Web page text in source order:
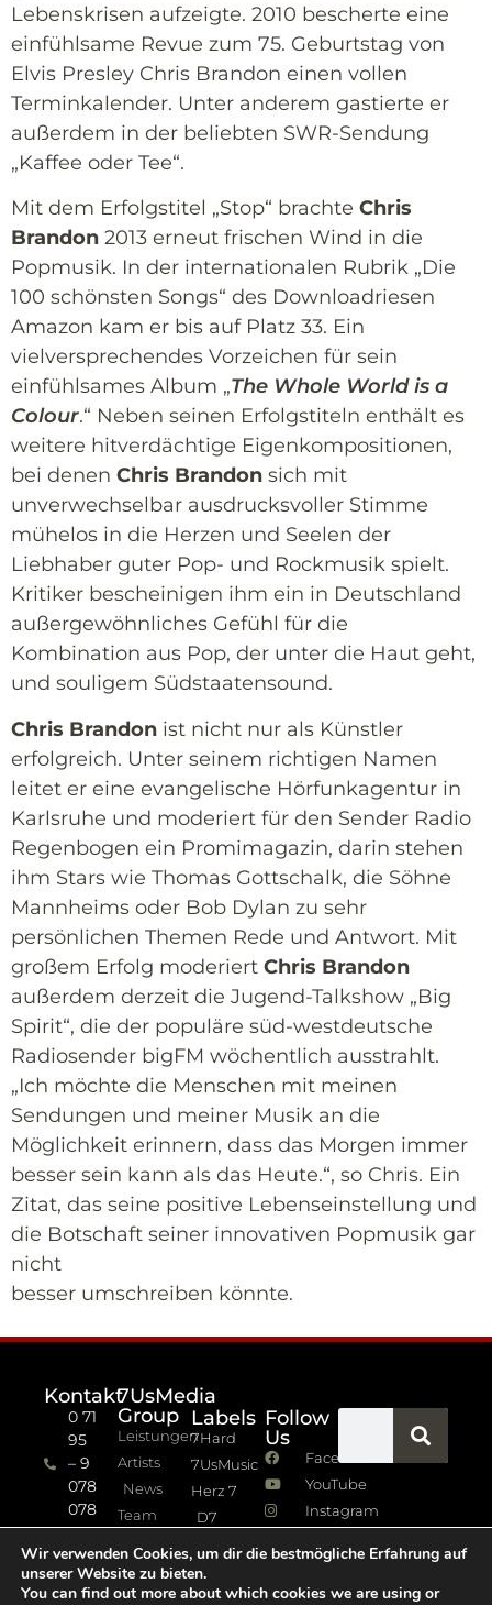
Lebenskrisen aufzeigte. 2010 bescherte eine
einfühlsame Revue zum 75. Geburtstag von
Elvis Presley Chris Brandon einen vollen
Terminkalender. Unter anderem gastierte er
außerdem in der beliebten SWR-Sendung
„Kaffee oder Tee“.
Mit dem Erfolgstitel „Stop“ brachte Chris
Brandon 2013 erneut frischen Wind in die
Popmusik. In der internationalen Rubrik „Die
100 schönsten Songs“ des Downloadriesen
Amazon kam er bis auf Platz 33. Ein
vielversprechendes Vorzeichen für sein
einfühlsames Album „The Whole World is a
Colour.“ Neben seinen Erfolgstiteln enthält es
weitere hitverdächtige Eigenkompositionen,
bei denen Chris Brandon sich mit
unverwechselbar ausdrucksvoller Stimme
mühelos in die Herzen und Seelen der
Liebhaber guter Pop- und Rockmusik spielt.
Kritiker bescheinigen ihm ein in Deutschland
außergewöhnliches Gefühl für die
Kombination aus Pop, der unter die Haut geht,
und souligem Südstaatensound.
Chris Brandon ist nicht nur als Künstler
erfolgreich. Unter seinem richtigen Namen
leitet er eine evangelische Hörfunkagentur in
Karlsruhe und moderiert für den Sender Radio
Regenbogen ein Promimagazin, darin stehen
ihm Stars wie Thomas Gottschalk, die Söhne
Mannheims oder Bob Dylan zu sehr
persönlichen Themen Rede und Antwort. Mit
großem Erfolg moderiert Chris Brandon
außerdem derzeit die Jugend-Talkshow „Big
Spirit“, die der populäre süd-westdeutsche
Radiosender bigFM wöchentlich ausstrahlt.
„Ich möchte die Menschen mit meinen
Sendungen und meiner Musik an die
Möglichkeit erinnern, dass das Morgen immer
besser sein kann als das Heute.“, so Chris. Ein
Zitat, das seine positive Lebenseinstellung und
die Botschaft seiner innovativen Popmusik gar
nicht
besser umschreiben könnte.
Kontakt
0 71
95
– 9
078
078
sevenus.de
Impressum
7UsMedia
Group
Leistungen
Artists
News
Team
Labels
7Hard
7UsMusic
Herz 7
D7
Follow
Us
Facebook
YouTube
Instagram
Wir verwenden Cookies, um dir die bestmögliche Erfahrung auf
unserer Website zu bieten.
You can find out more about which cookies we are using or